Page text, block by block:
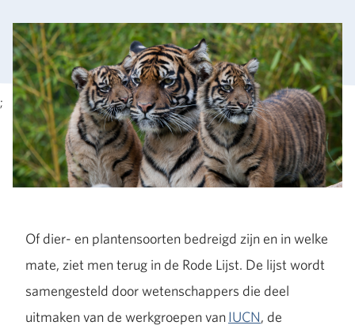
;
Of dier- en plantensoorten bedreigd zijn en in welke
mate, ziet men terug in de Rode Lijst. De lijst wordt
samengesteld door wetenschappers die deel
uitmaken van de werkgroepen vanIUCN, de